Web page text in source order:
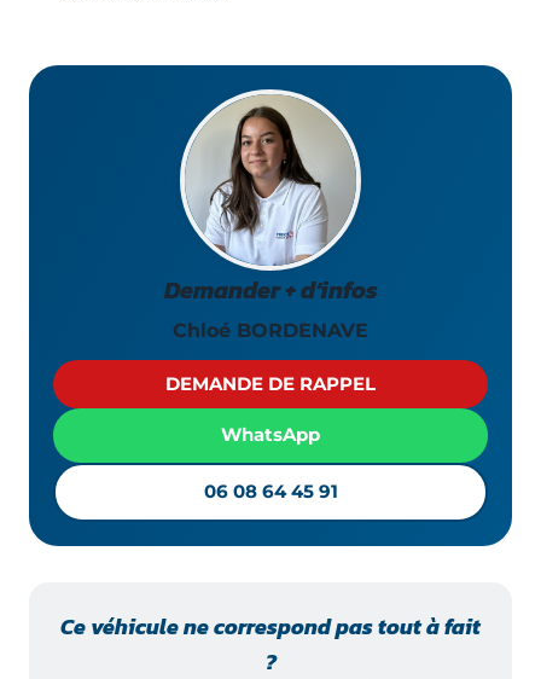
Demander + d’infos
Chloé BORDENAVE
WhatsApp
06 08 64 45 91
DEMANDE DE RAPPEL
Ce véhicule ne correspond pas tout à fait
?